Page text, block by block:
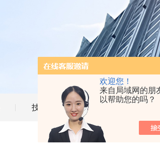
欢迎您！
来自局域网的朋
以帮助您的吗？
技术文章